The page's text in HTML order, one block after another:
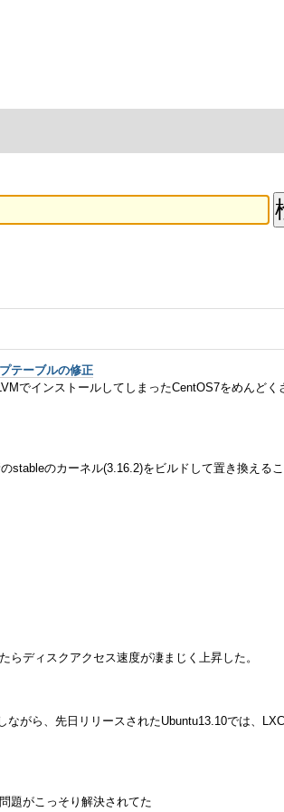
テーブルの修正
でインストールしてしまったCentOS7をめんど
のカーネル(3.16.2)をビルドして置き換える
ディスクアクセス速度が凄まじく上昇した。
がら、先日リリースされたUbuntu13.10では、
題がこっそり解決されてた